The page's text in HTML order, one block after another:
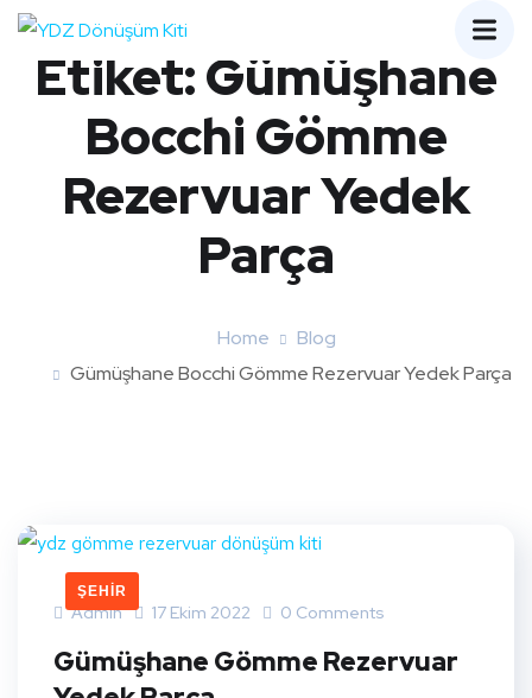
Etiket:Gümüşhane
Bocchi Gömme
Rezervuar Yedek
Parça
Home
Blog
Gümüşhane Bocchi Gömme Rezervuar Yedek Parça
ŞEHIR
Admin 17 Ekim 2022 0 Comments
Gümüşhane Gömme Rezervuar